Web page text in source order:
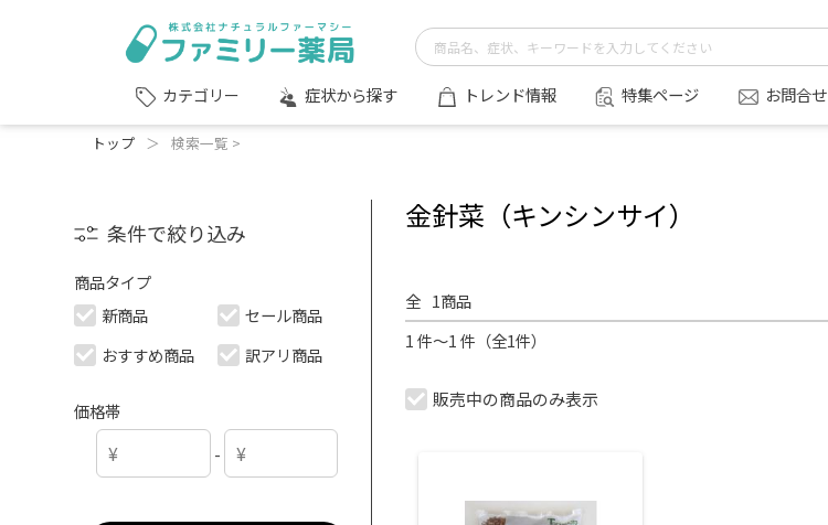
カテゴリー 症状から探す トレンド情報 特集ページ お問合せ
トップ ＞ 検索一覧 >
条件で絞り込み
商品タイプ
新商品
セール商品
おすすめ商品
訳アリ商品
価格帯
-
金針菜（キンシンサイ）
全 1商品
1 件～1 件（全1件）
販売中の商品のみ表示